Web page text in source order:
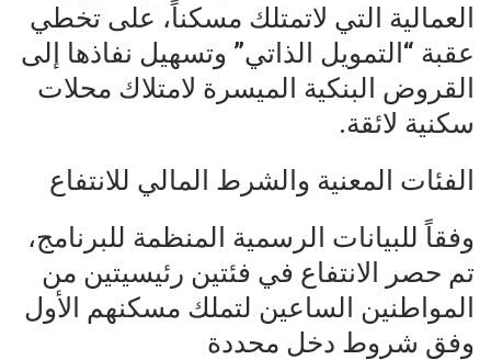
العمالية التي لاتمتلك مسكناً، على تخطي
عقبة “التمويل الذاتي” وتسهيل نفاذها إلى
القروض البنكية الميسرة لامتلاك محلات
سكنية لائقة.
الفئات المعنية والشرط المالي للانتفاع
وفقاً للبيانات الرسمية المنظمة للبرنامج،
تم حصر الانتفاع في فئتين رئيسيتين من
المواطنين الساعين لتملك مسكنهم الأول
وفق شروط دخل محددة